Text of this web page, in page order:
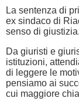
La sentenza di
ex sindaco di
senso di giustizia.
Da giuristi e
istituzioni,
di leggere le
pensiamo ai
cui maggiore